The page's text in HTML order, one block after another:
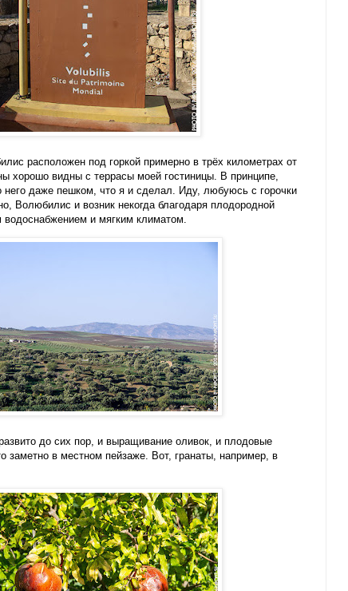
расположен под горкой примерно в трёх километрах от
хорошо видны с террасы моей гостиницы. В принципе,
него даже пешком, что я и сделал. Иду, любуюсь с горочки
Волюбилис и возник некогда благодаря плодородной
водоснабжением и мягким климатом.
развито до сих пор, и выращивание оливок, и плодовые
заметно в местном пейзаже. Вот, гранаты, например, в